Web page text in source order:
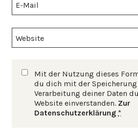
E-Mail
Website
Mit der Nutzung dieses
du dich mit der
Verarbeitung deiner Daten
Website einverstanden. Zur
Datenschutzerklärung *